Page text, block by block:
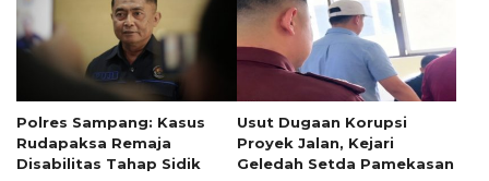
Polres Sampang: Kasus
Rudapaksa Remaja
Disabilitas Tahap Sidik
Usut Dugaan Korupsi
Proyek Jalan, Kejari
Geledah Setda Pamekasan